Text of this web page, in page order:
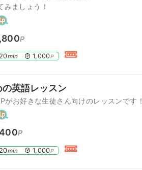
みましょう！
P
20min 1,000P
英語レッスン
がお好きな生徒さん向けのレッスンです！
P
20min 1,000P